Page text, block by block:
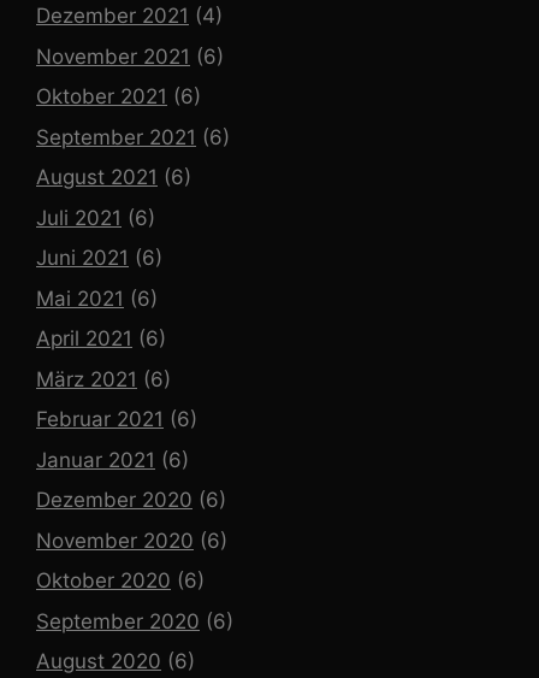
Dezember 2021 (4)
November 2021 (6)
Oktober 2021 (6)
September 2021 (6)
August 2021 (6)
Juli 2021 (6)
Juni 2021 (6)
Mai 2021 (6)
April 2021 (6)
März 2021 (6)
Februar 2021 (6)
Januar 2021 (6)
Dezember 2020 (6)
November 2020 (6)
Oktober 2020 (6)
September 2020 (6)
August 2020 (6)